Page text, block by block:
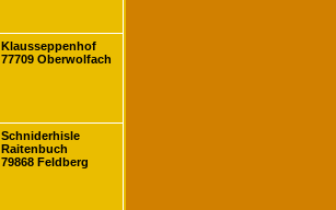
Klausseppenhof
77709 Oberwolfach
Schniderhisle
Raitenbuch
79868 Feldberg